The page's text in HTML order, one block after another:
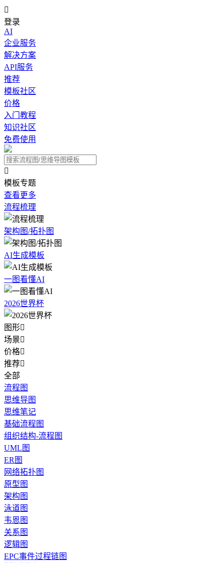

登录
AI
企业服务
解决方案
API服务
推荐
模板社区
价格
入门教程
知识社区
免费使用

模板专题
查看更多
流程梳理
架构图/拓扑图
AI生成模板
一图看懂AI
2026世界杯
图形
场景
价格
推荐
全部
流程图
思维导图
思维笔记
基础流程图
组织结构-流程图
UML图
ER图
网络拓扑图
原型图
架构图
泳道图
韦恩图
关系图
逻辑图
EPC事件过程链图